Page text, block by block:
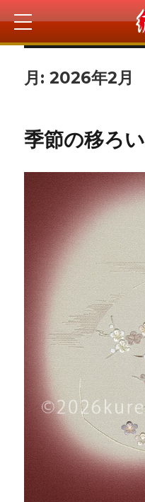
月:2026年2月
季節の移ろい